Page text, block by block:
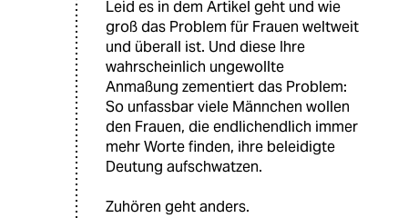
Leid es in dem Artikel geht und wie
groß das Problem für Frauen weltweit
und überall ist. Und diese Ihre
wahrscheinlich ungewollte
Anmaßung zementiert das Problem:
So unfassbar viele Männchen wollen
den Frauen, die endlichendlich immer
mehr Worte finden, ihre beleidigte
Deutung aufschwatzen.
Zuhören geht anders.